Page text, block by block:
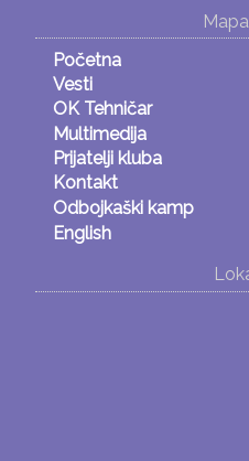
Početna
Vesti
OK Tehničar
Multimedija
Prijatelji kluba
Kontakt
Odbojkaški kamp
English